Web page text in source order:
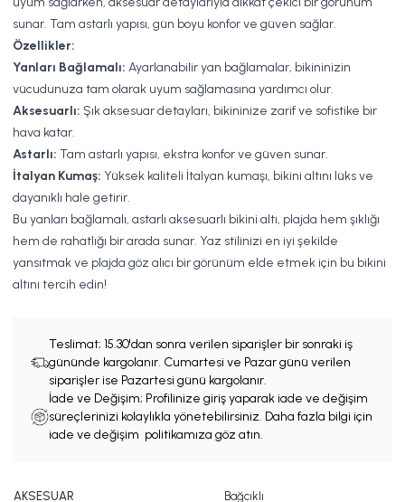
sunar. Tam astarlı yapısı, gün boyu konfor ve güven sağlar.
Özellikler:
Yanları Bağlamalı: Ayarlanabilir yan bağlamalar, bikininizin
vücudunuza tam olarak uyum sağlamasına yardımcı olur.
Aksesuarlı: Şık aksesuar detayları, bikininize zarif ve sofistike bir
hava katar.
Astarlı: Tam astarlı yapısı, ekstra konfor ve güven sunar.
İtalyan Kumaş: Yüksek kaliteli İtalyan kumaşı, bikini altını lüks ve
dayanıklı hale getirir.
Bu yanları bağlamalı, astarlı aksesuarlı bikini altı, plajda hem şıklığı
hem de rahatlığı bir arada sunar. Yaz stilinizi en iyi şekilde
yansıtmak ve plajda göz alıcı bir görünüm elde etmek için bu bikini
altını tercih edin!
Teslimat; 15.30'dan sonra verilen siparişler bir sonraki iş
gününde kargolanır. Cumartesi ve Pazar günü verilen
siparişler ise Pazartesi günü kargolanır.
İade ve Değişim; Profilinize giriş yaparak iade ve değişim
süreçlerinizi kolaylıkla yönetebilirsiniz. Daha fazla bilgi için
iade ve değişim politikamıza göz atın.
AKSESUAR
Bağcıklı